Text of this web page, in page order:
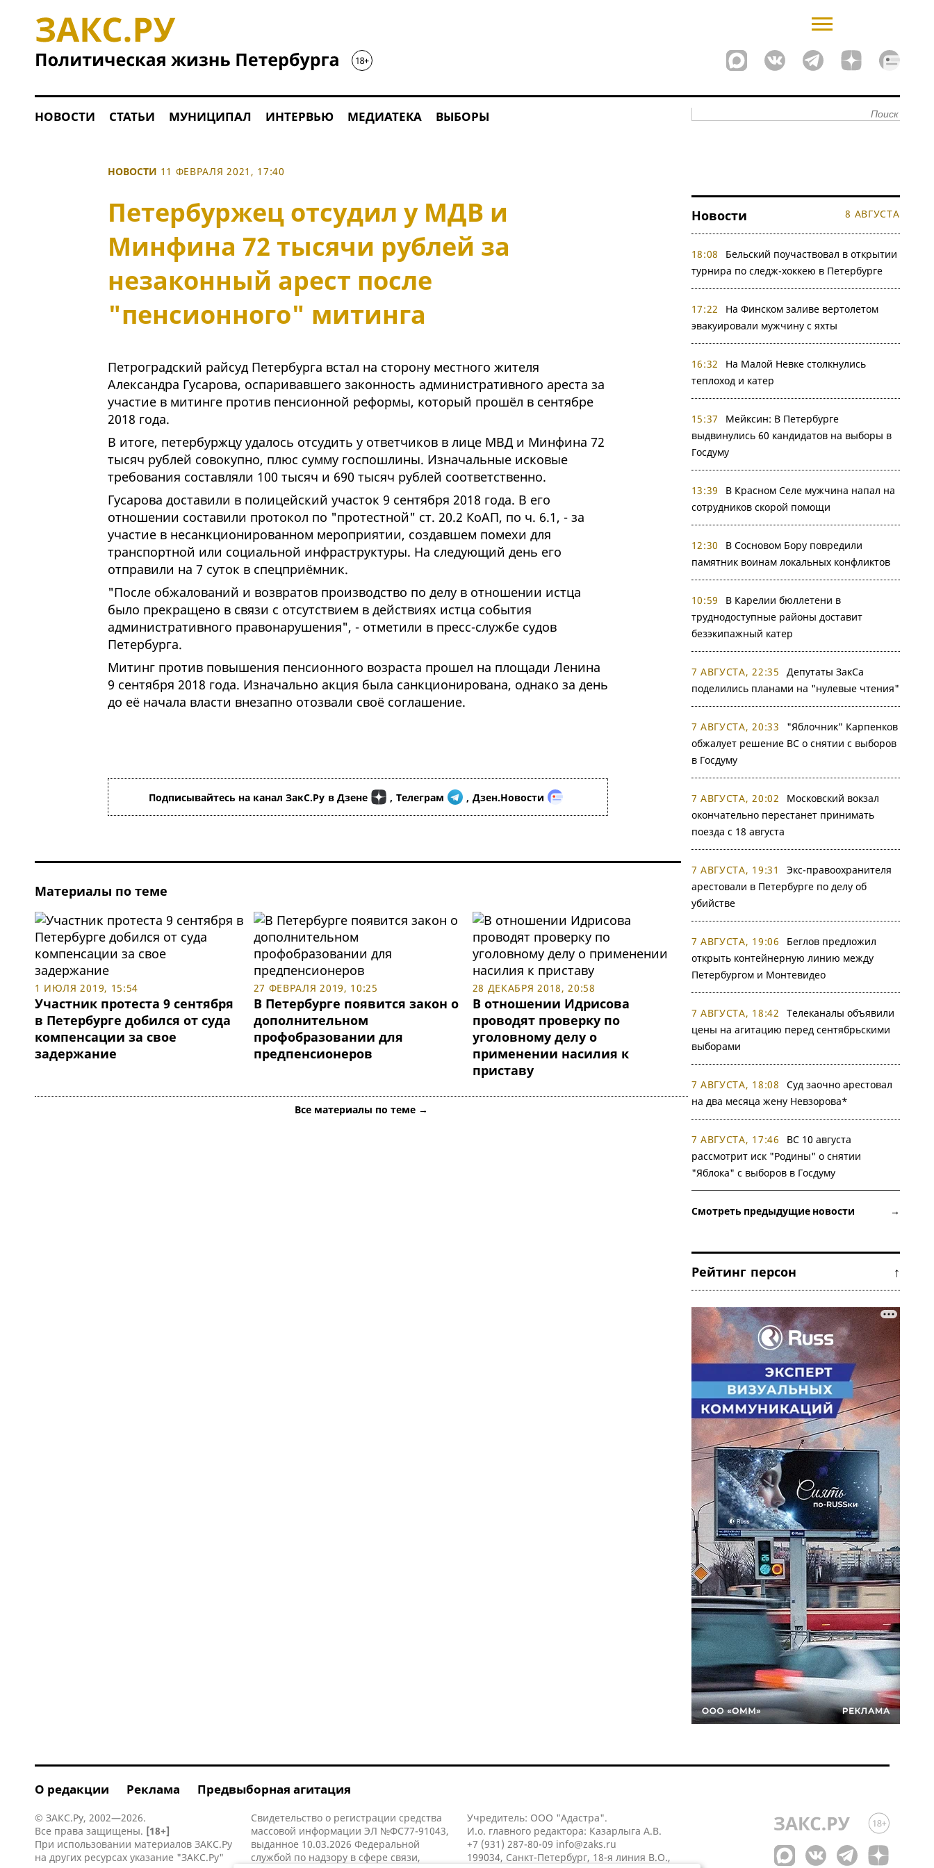
НОВОСТИ СТАТЬИ МУНИЦИПАЛ ИНТЕРВЬЮ МЕДИАТЕКА ВЫБОРЫ
НОВОСТИ 11 ФЕВРАЛЯ 2021, 17:40
Петербуржец отсудил у МДВ и
Минфина 72 тысячи рублей за
незаконный арест после
"пенсионного" митинга
Петроградский райсуд Петербурга встал на сторону местного жителя
Александра Гусарова, оспаривавшего законность административного ареста за
участие в митинге против пенсионной реформы, который прошёл в сентябре
2018 года.
В итоге, петербуржцу удалось отсудить у ответчиков в лице МВД и Минфина 72
тысяч рублей совокупно, плюс сумму госпошлины. Изначальные исковые
требования составляли 100 тысяч и 690 тысяч рублей соответственно.
Гусарова доставили в полицейский участок 9 сентября 2018 года. В его
отношении составили протокол по "протестной" ст. 20.2 КоАП, по ч. 6.1, - за
участие в несанкционированном мероприятии, создавшем помехи для
транспортной или социальной инфраструктуры. На следующий день его
отправили на 7 суток в спецприёмник.
"После обжалований и возвратов производство по делу в отношении истца
было прекращено в связи с отсутствием в действиях истца события
административного правонарушения", - отметили в пресс-службе судов
Петербурга.
Митинг против повышения пенсионного возраста прошел на площади Ленина
9 сентября 2018 года. Изначально акция была санкционирована, однако за день
до её начала власти внезапно отозвали своё соглашение.
Подписывайтесь на канал ЗакС.Ру в Дзене , Телеграм , Дзен.Новости
Материалы по теме
1 ИЮЛЯ 2019, 15:54
Участник протеста 9 сентября
в Петербурге добился от суда
компенсации за свое
задержание
27 ФЕВРАЛЯ 2019, 10:25
В Петербурге появится закон о
дополнительном
профобразовании для
предпенсионеров
28 ДЕКАБРЯ 2018, 20:58
В отношении Идрисова
проводят проверку по
уголовному делу о
применении насилия к
приставу
Все материалы по теме →
Новости 8 АВГУСТА
18:08
Бельский поучаствовал в открытии
турнира по следж-хоккею в Петербурге
17:22
На Финском заливе вертолетом
эвакуировали мужчину с яхты
16:32
На Малой Невке столкнулись
теплоход и катер
15:37
Мейксин: В Петербурге
выдвинулись 60 кандидатов на выборы в
Госдуму
13:39
В Красном Селе мужчина напал на
сотрудников скорой помощи
12:30
В Сосновом Бору повредили
памятник воинам локальных конфликтов
10:59
В Карелии бюллетени в
труднодоступные районы доставит
безэкипажный катер
7 АВГУСТА, 22:35
Депутаты ЗакСа
поделились планами на "нулевые чтения"
7 АВГУСТА, 20:33
"Яблочник" Карпенков
обжалует решение ВС о снятии с выборов
в Госдуму
7 АВГУСТА, 20:02
Московский вокзал
окончательно перестанет принимать
поезда с 18 августа
7 АВГУСТА, 19:31
Экс-правоохранителя
арестовали в Петербурге по делу об
убийстве
7 АВГУСТА, 19:06
Беглов предложил
открыть контейнерную линию между
Петербургом и Монтевидео
7 АВГУСТА, 18:42
Телеканалы объявили
цены на агитацию перед сентябрьскими
выборами
7 АВГУСТА, 18:08
Суд заочно арестовал
на два месяца жену Невзорова*
7 АВГУСТА, 17:46
ВС 10 августа
рассмотрит иск "Родины" о снятии
"Яблока" с выборов в Госдуму
Смотреть предыдущие новости →
Рейтинг персон ↑
О редакции Реклама Предвыборная агитация
© ЗАКС.Ру, 2002—2026.
Все права защищены. [18+]
При использовании материалов ЗАКС.Ру
на других ресурсах указание "ЗАКС.Ру"
Свидетельство о регистрации средства
массовой информации ЭЛ №ФС77-91043,
выданное 10.03.2026 Федеральной
службой по надзору в сфере связи,
Учредитель: ООО "Адастра".
И.о. главного редактора: Казарлыга А.В.
+7 (931) 287-80-09 info@zaks.ru
199034, Санкт-Петербург, 18-я линия В.О.,